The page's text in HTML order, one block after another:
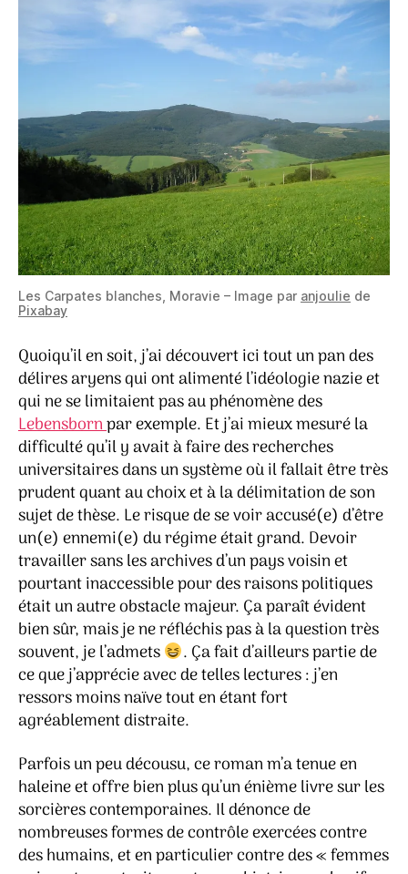
Les Carpates blanches, Moravie – Image par anjoulie de
Pixabay
Quoiqu’il en soit, j’ai découvert ici tout un pan des
délires aryens qui ont alimenté l’idéologie nazie et
qui ne se limitaient pas au phénomène des
Lebensbornpar exemple. Et j’ai mieux mesuré la
difficulté qu’il y avait à faire des recherches
universitaires dans un système où il fallait être très
prudent quant au choix et à la délimitation de son
sujet de thèse. Le risque de se voir accusé(e) d’être
un(e) ennemi(e) du régime était grand. Devoir
travailler sans les archives d’un pays voisin et
pourtant inaccessible pour des raisons politiques
était un autre obstacle majeur. Ça paraît évident
bien sûr, mais je ne réfléchis pas à la question très
souvent, je l’admets
. Ça fait d’ailleurs partie de
ce que j’apprécie avec de telles lectures : j’en
ressors moins naïve tout en étant fort
agréablement distraite.
Parfois un peu décousu, ce roman m’a tenue en
haleine et offre bien plus qu’un énième livre sur les
sorcières contemporaines. Il dénonce de
nombreuses formes de contrôle exercées contre
des humains, et en particulier contre des « femmes